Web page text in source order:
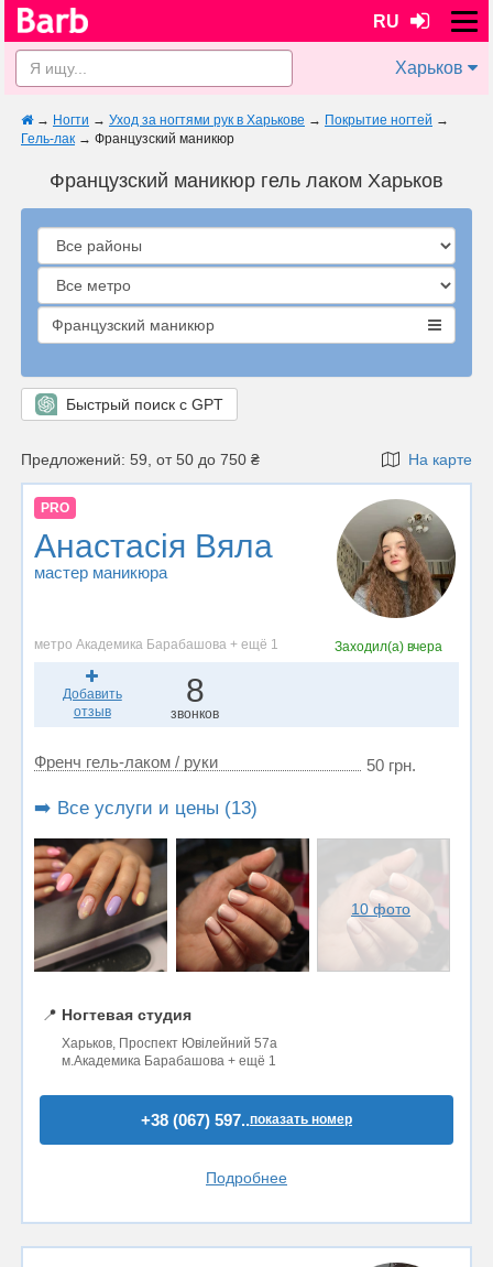
RU
Харьков
→ Ногти → Уход за ногтями рук в Харькове → Покрытие ногтей →
Гель-лак → Французский маникюр
Французский маникюр гель лаком Харьков
Французский маникюр
Быстрый поиск с GPT
Предложений: 59, от 50 до 750 ₴ На карте
PRO
Анастасія Вяла
мастер маникюра
метро Академика Барабашова + ещё 1 Заходил(а) вчера
Добавить
отзыв
8
звонков
Френч гель-лаком / руки 50 грн.
➡️ Все услуги и цены (13)
10 фото
📍 Ногтевая студия
Харьков, Проспект Ювілейний 57а
м.Академика Барабашова + ещё 1
+38 (067) 597..показать номер
Подробнее